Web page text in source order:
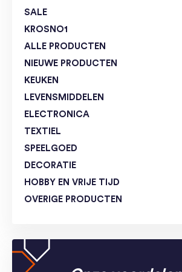
SALE
KROSNO1
ALLE PRODUCTEN
NIEUWE PRODUCTEN
KEUKEN
LEVENSMIDDELEN
ELECTRONICA
TEXTIEL
SPEELGOED
DECORATIE
HOBBY EN VRIJE TIJD
OVERIGE PRODUCTEN